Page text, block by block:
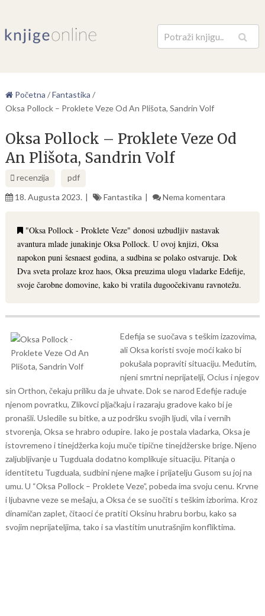
Pretraga
Početna /Fantastika /
Oksa Pollock – Proklete Veze Od An Plišota, Sandrin Volf
Oksa Pollock – Proklete Veze Od
An Plišota, Sandrin Volf
recenzija
pdf
18. Augusta 2023.
Fantastika Nema komentara
"Oksa Pollock - Proklete Veze" donosi uzbudljiv nastavak
avantura mlade junakinje Oksa Pollock. U ovoj knjizi, Oksa
napokon puni šesnaest godina, a sudbina se polako ostvaruje. Dok
Dva sveta prolaze kroz haos, Oksa preuzima ulogu vladarke Edefije,
svoje čarobne domovine, kako bi vratila dugoočekivanu ravnotežu.
Edefija se suočava s teškim izazovima,
ali Oksa koristi svoje moći kako bi
pokušala popraviti situaciju. Međutim,
njeni smrtni neprijatelji, Ocius i njegov
sin Orthon, čekaju priliku da je uhvate. Dok se narod Edefije raduje
njenom povratku, Zlikovci pljačkaju i razaraju gradove kako bi je
pronašli. Usledile su bitke, a uz podršku svojih ljudi, vila i vernih
stvorenja, Oksa se hrabro odupire. Iako je postala vladarka, Oksa je
istovremeno i tinejdžerka koju muče tipične tinejdžerske brige. Njeno
zaljubljivanje u Tugduala dodatno komplikuje situaciju. Pitanja o
identitetu Tugduala, sudbini njene majke i prijatelju Gusom su joj na
umu. U “Oksa Pollock – Proklete Veze”, pobeda ima svoju cenu. Krvne
i ljubavne veze se mešaju, a Oksa će se suočiti s teškim izborima. Kroz
dinamičan zaplet, čitaoci će pratiti Oksinu hrabru borbu, kako sa
svojim neprijateljima, tako i sa vlastitim unutrašnjim konfliktima.